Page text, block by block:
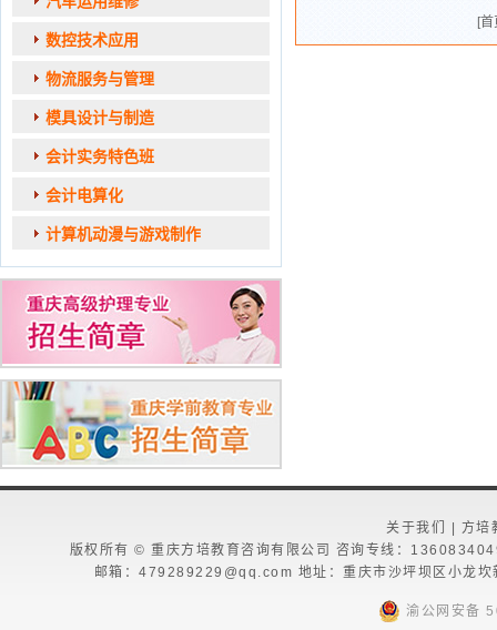
数控技术应用
物流服务与管理
模具设计与制造
会计实务特色班
会计电算化
计算机动漫与游戏制作
[
关于我们
方培
版权所有 © 重庆方培教育咨询有限公司 咨询专线：
邮箱：479289229@qq.com 地址：重庆市沙坪坝区小龙
渝公网安备